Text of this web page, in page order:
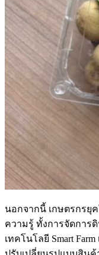
นอกจากนี้ เกษตรกรยุ
ความรู้ ทั้งการจัดการ
เทคโนโลยี Smart